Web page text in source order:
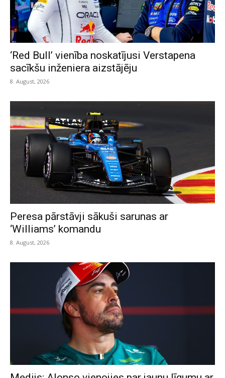
‘Red Bull’ vienība noskatījusi Verstapena
sacīkšu inženiera aizstājēju
8. August, 2026
Peresa pārstāvji sākuši sarunas ar
‘Williams’ komandu
8. August, 2026